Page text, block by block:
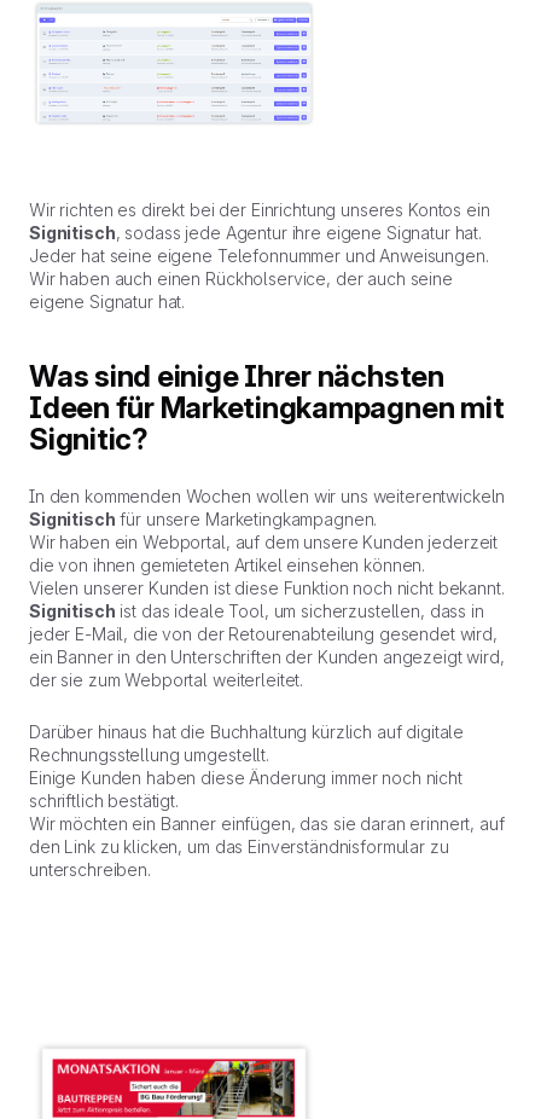
Wir richten es direkt bei der Einrichtung unseres Kontos ein
Signitisch, sodass jede Agentur ihre eigene Signatur hat.
Jeder hat seine eigene Telefonnummer und Anweisungen.
Wir haben auch einen Rückholservice, der auch seine
eigene Signatur hat.
Was sind einige Ihrer nächsten
Ideen für Marketingkampagnen mit
Signitic?
In den kommenden Wochen wollen wir uns weiterentwickeln
Signitisch für unsere Marketingkampagnen.
Wir haben ein Webportal, auf dem unsere Kunden jederzeit
die von ihnen gemieteten Artikel einsehen können.
Vielen unserer Kunden ist diese Funktion noch nicht bekannt.
Signitisch ist das ideale Tool, um sicherzustellen, dass in
jeder E-Mail, die von der Retourenabteilung gesendet wird,
ein Banner in den Unterschriften der Kunden angezeigt wird,
der sie zum Webportal weiterleitet.
Darüber hinaus hat die Buchhaltung kürzlich auf digitale
Rechnungsstellung umgestellt.
Einige Kunden haben diese Änderung immer noch nicht
schriftlich bestätigt.
Wir möchten ein Banner einfügen, das sie daran erinnert, auf
den Link zu klicken, um das Einverständnisformular zu
unterschreiben.